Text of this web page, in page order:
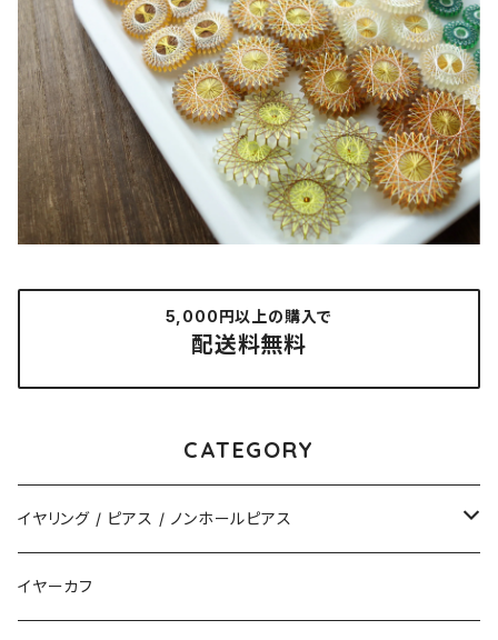
5,000円以上の購入で
配送料無料
CATEGORY
イヤリング / ピアス / ノンホールピアス
揺れるタイプ
イヤーカフ